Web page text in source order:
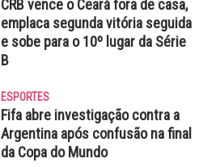
CRB vence o Ceará fora de casa,
emplaca segunda vitória seguida
e sobe para o 10º lugar da Série
B
ESPORTES
Fifa abre investigação contra a
Argentina após confusão na final
da Copa do Mundo